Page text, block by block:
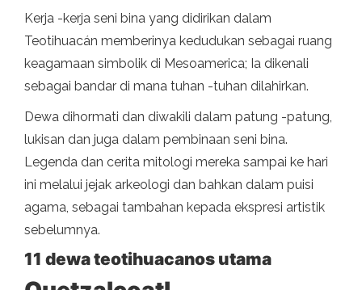
Kerja -kerja seni bina yang didirikan dalam
Teotihuacán memberinya kedudukan sebagai ruang
keagamaan simbolik di Mesoamerica; Ia dikenali
sebagai bandar di mana tuhan -tuhan dilahirkan.
Dewa dihormati dan diwakili dalam patung -patung,
lukisan dan juga dalam pembinaan seni bina.
Legenda dan cerita mitologi mereka sampai ke hari
ini melalui jejak arkeologi dan bahkan dalam puisi
agama, sebagai tambahan kepada ekspresi artistik
sebelumnya.
11 dewa teotihuacanos utama